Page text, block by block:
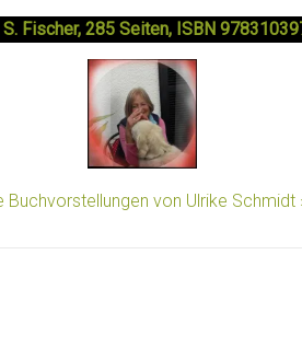
S. Fischer, 285 Seiten, ISBN
Buchvorstellungen von Ulrike Schmidt